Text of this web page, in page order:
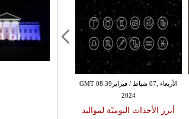
الأربعاء ,07 شباط / فبرايرGMT 08:39
2024
أبرز الأحداث اليوميّة لمواليد